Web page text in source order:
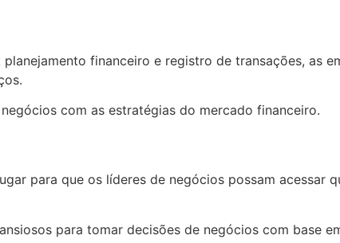
financeiro e registro de transações, as
com as estratégias do mercado financeiro.
para que os líderes de negócios possam acessar
para tomar decisões de negócios com base